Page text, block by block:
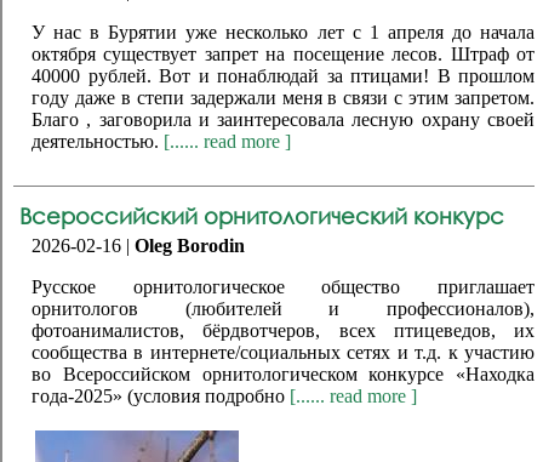
У нас в Бурятии уже несколько лет с 1 апреля до начала
октября существует запрет на посещение лесов. Штраф от
40000 рублей. Вот и понаблюдай за птицами! В прошлом
году даже в степи задержали меня в связи с этим запретом.
Благо , заговорила и заинтересовала лесную охрану своей
деятельностью. [...... read more ]
Всероссийский орнитологический конкурс
2026-02-16 | Oleg Borodin
Русское орнитологическое общество приглашает
орнитологов (любителей и профессионалов),
фотоанималистов, бёрдвотчеров, всех птицеведов, их
сообщества в интернете/социальных сетях и т.д. к участию
во Всероссийском орнитологическом конкурсе «Находка
года-2025» (условия подробно [...... read more ]